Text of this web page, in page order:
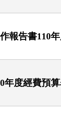
報告書110
年度經費預